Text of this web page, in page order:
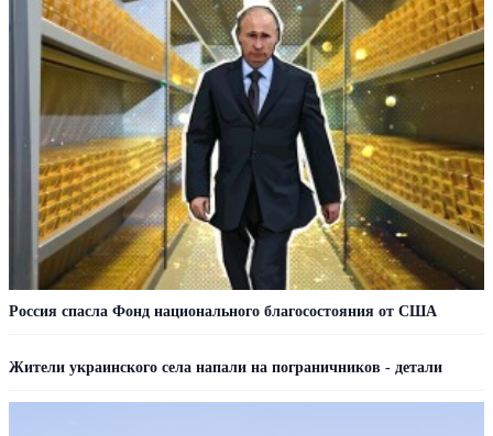
Россия спасла Фонд национального благосостояния от США
Жители украинского села напали на пограничников - детали